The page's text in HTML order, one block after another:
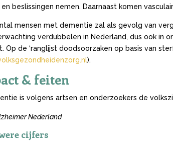
en beslissingen nemen. Daarnaast komen
mensen met dementie zal als gevolg van
verdubbelen in Nederland, dus ook in
Op de ‘ranglijst doodsoorzaken op basis van
).
& feiten
is volgens artsen en onderzoekers de
Nederland
cijfers